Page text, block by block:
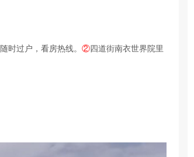
时过户，看房热线。 ②四道街南衣世界院里